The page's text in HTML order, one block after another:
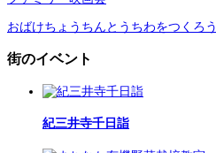
おばけちょうちんとうちわをつくろう
街のイベント
紀三井寺千日詣